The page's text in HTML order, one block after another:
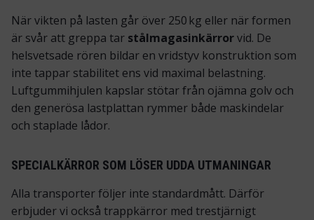
När vikten på lasten går över 250 kg eller när formen
är svår att greppa tar stålmagasinkärrorvid. De
helsvetsade rören bildar en vridstyv konstruktion som
inte tappar stabilitet ens vid maximal belastning.
Luftgummihjulen kapslar stötar från ojämna golv och
den generösa lastplattan rymmer både maskindelar
och staplade lådor.
SPECIALKÄRROR SOM LÖSER UDDA UTMANINGAR
Alla transporter följer inte standardmått. Därför
erbjuder vi också trappkärror med trestjärnigt